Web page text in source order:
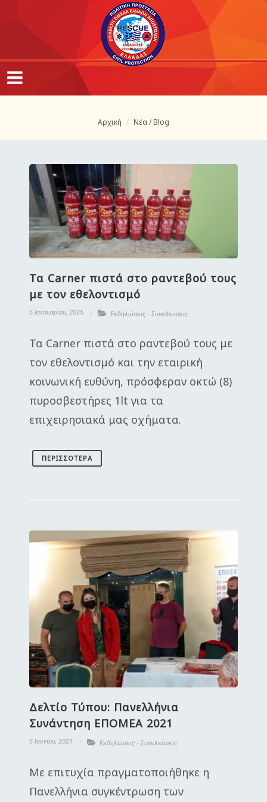
Αρχική Νέα / Blog
Τα Carner πιστά στο ραντεβού τους
με τον εθελοντισμό
5 Ιανουαρίου, 2025 Εκδηλώσεις - Συνελεύσεις
Τα Carner πιστά στο ραντεβού τους με
τον εθελοντισμό και την εταιρική
κοινωνική ευθύνη, πρόσφεραν οκτώ (8)
πυροσβεστήρες 1lt για τα
επιχειρησιακά μας οχήματα.
ΠΕΡΙΣΣΌΤΕΡΑ
Δελτίο Τύπου: Πανελλήνια
Συνάντηση ΕΠΟΜΕΑ 2021
5 Ιουνίου, 2021 Εκδηλώσεις - Συνελεύσεις
Με επιτυχία πραγματοποιήθηκε η
Πανελλήνια συγκέντρωση των